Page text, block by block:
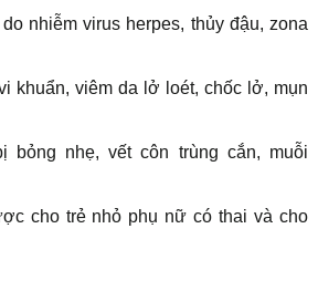
nhiễm virus herpes, thủy đậu, zona
khuẩn, viêm da lở loét, chốc lở, mụn
bỏng nhẹ, vết côn trùng cắn, muỗi
cho trẻ nhỏ phụ nữ có thai và cho